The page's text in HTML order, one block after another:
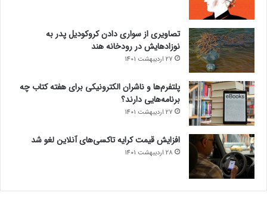
تصاویری از سواری دادن کروکودیل پدر به
نوزادهایش در رودخانه هند
27 اردیبهشت 1401
پلتفرم‌ها و ناشران الکترونیکی برای هفته کتاب چه
برنامه‌هایی دارند؟
27 اردیبهشت 1401
افزایش قیمت کرایه تاکسی‌های آنلاین لغو شد
28 اردیبهشت 1401